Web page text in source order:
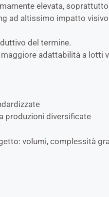
elevata,
ad altissimo impatto
del termine.
adattabilità a lotti
produzioni diversificate
volumi, complessità